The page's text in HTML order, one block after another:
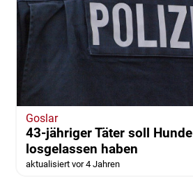
Goslar
43-jähriger Täter soll
losgelassen haben
aktualisiert vor 4 Jahren